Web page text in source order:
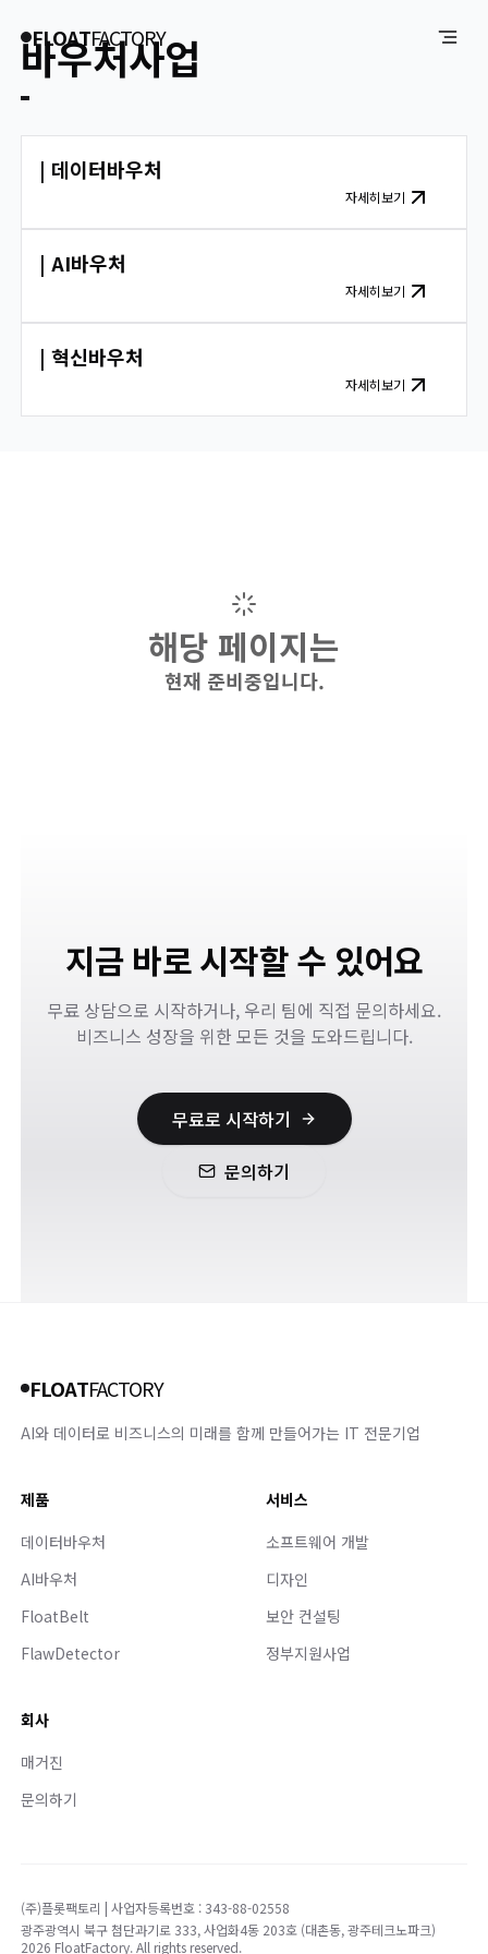
FLOATFACTORY
바우처사업
| 데이터바우처
자세히보기
|AI바우처
자세히보기
|혁신바우처
자세히보기
해당 페이지는
현재 준비중입니다.
지금 바로 시작할 수 있어요
무료 상담으로 시작하거나, 우리 팀에 직접 문의하세요.
비즈니스 성장을 위한 모든 것을 도와드립니다.
무료로 시작하기
문의하기
FLOATFACTORY
AI와 데이터로 비즈니스의 미래를 함께 만들어가는 IT 전문기업
제품
데이터바우처
AI바우처
FloatBelt
FlawDetector
서비스
소프트웨어 개발
디자인
보안 컨설팅
정부지원사업
회사
매거진
문의하기
(주)플롯팩토리 | 사업자등록번호 : 343-88-02558
광주광역시 북구 첨단과기로 333, 사업화4동 203호 (대촌동, 광주테크노파크)
2026 FloatFactory. All rights reserved.